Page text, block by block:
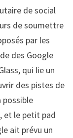
de social
de soumettre
par les
des Google
qui lie un
des pistes de
possible
et le petit pad
ait prévu un